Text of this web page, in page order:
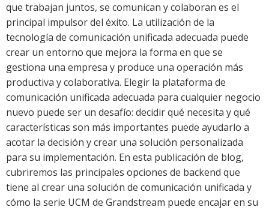
que trabajan juntos, se comunican y colaboran es el
principal impulsor del éxito. La utilización de la
tecnología de comunicación unificada adecuada puede
crear un entorno que mejora la forma en que se
gestiona una empresa y produce una operación más
productiva y colaborativa. Elegir la plataforma de
comunicación unificada adecuada para cualquier negocio
nuevo puede ser un desafío: decidir qué necesita y qué
características son más importantes puede ayudarlo a
acotar la decisión y crear una solución personalizada
para su implementación. En esta publicación de blog,
cubriremos las principales opciones de backend que
tiene al crear una solución de comunicación unificada y
cómo la serie UCM de Grandstream puede encajar en su